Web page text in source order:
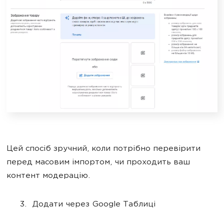
Цей спосіб зручний, коли потрібно перевірити
перед масовим імпортом, чи проходить ваш
контент модерацію.
Додати через Google Таблиці